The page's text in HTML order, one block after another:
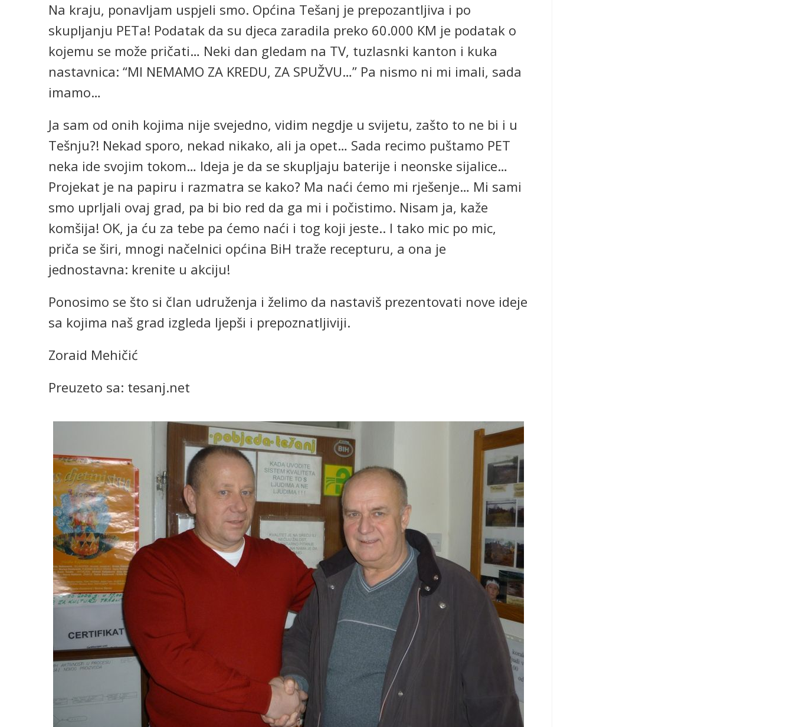
Na kraju, ponavljam uspjeli smo. Općina Tešanj je prepozantljiva i po
skupljanju PETa! Podatak da su djeca zaradila preko 60.000 KM je podatak o
kojemu se može pričati… Neki dan gledam na TV, tuzlasnki kanton i kuka
nastavnica: “MI NEMAMO ZA KREDU, ZA SPUŽVU…” Pa nismo ni mi imali, sada
imamo…
Ja sam od onih kojima nije svejedno, vidim negdje u svijetu, zašto to ne bi i u
Tešnju?! Nekad sporo, nekad nikako, ali ja opet… Sada recimo puštamo PET
neka ide svojim tokom… Ideja je da se skupljaju baterije i neonske sijalice…
Projekat je na papiru i razmatra se kako? Ma naći ćemo mi rješenje… Mi sami
smo uprljali ovaj grad, pa bi bio red da ga mi i počistimo. Nisam ja, kaže
komšija! OK, ja ću za tebe pa ćemo naći i tog koji jeste.. I tako mic po mic,
priča se širi, mnogi načelnici općina BiH traže recepturu, a ona je
jednostavna: krenite u akciju!
Ponosimo se što si član udruženja i želimo da nastaviš prezentovati nove ideje
sa kojima naš grad izgleda ljepši i prepoznatljiviji.
Zoraid Mehičić
Preuzeto sa: tesanj.net